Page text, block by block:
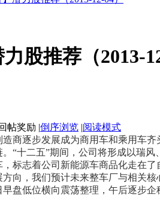
股推荐（2013-
|倒序浏览 |阅读模式
商逐步发展成为商用车和乘用车
“十二五”期间，公司将形成以瑞
标志着公司新能源车商品化走在
向，我们预计未来整车厂与相关
盘低位横向震荡整理，午后逐步